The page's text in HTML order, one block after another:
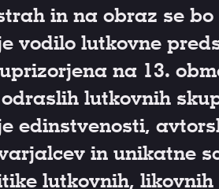
in na obraz se
vodilo lutkovne
na 13.
lutkovnih
edinstvenosti,
in unikatne
lutkovnih,